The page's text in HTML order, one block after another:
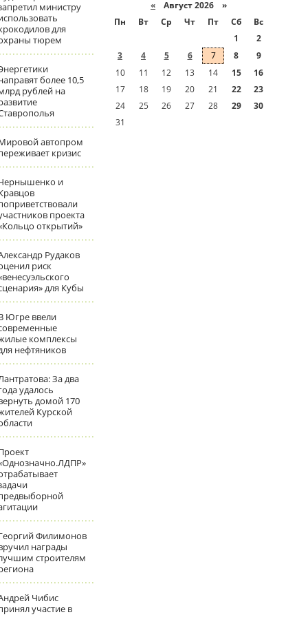
министру
для
тюрем
более 10,5
рублей на
автопром
кризис
и
проекта
открытий»
Рудаков
риск
для Кубы
Югре ввели
комплексы
нефтяников
За два
удалось
домой 170
Курской
Филимонов
награды
строителям
Чибис
участие в
« Август 2026 »
Пн
Вт Ср Чт Пт Сб
Вс
1
2
3
4 5 6 7 8
9
10
11 12 13 14 15
16
17
18 19 20 21 22
23
24
25 26 27 28 29
30
31